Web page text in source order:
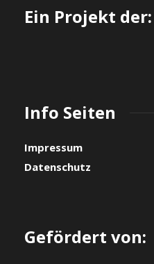
Ein Projekt der:
Info Seiten
Impressum
Datenschutz
Gefördert von: